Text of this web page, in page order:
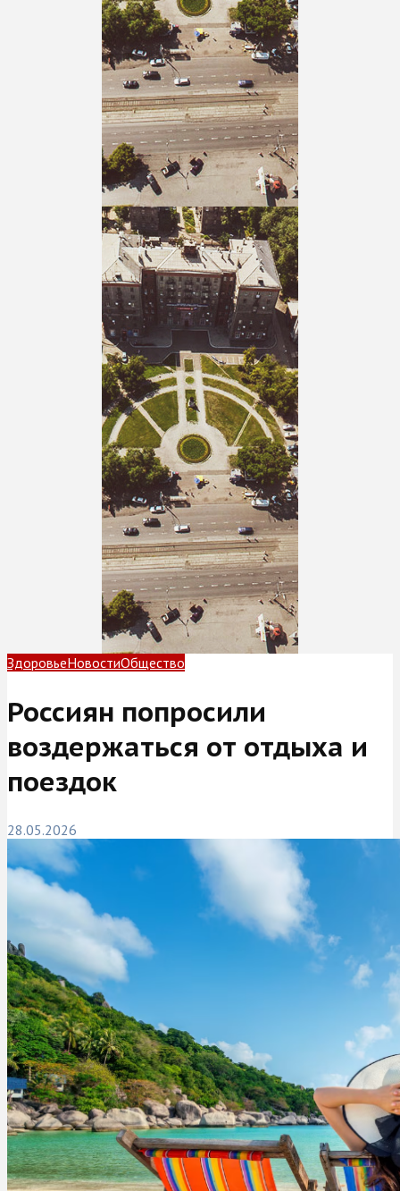
ЗдоровьеНовостиОбщество
Россиян попросили
воздержаться от отдыха и
поездок
28.05.2026